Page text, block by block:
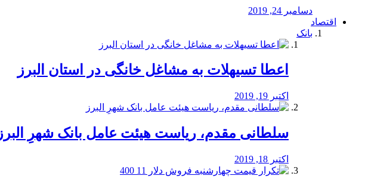
دسامبر 24, 2019
اقتصاد
بانک
️اعطا تسیهلات به مشاغل خانگی در استان البرز
اکتبر 19, 2019
سلطانی مقدم، ریاست هیئت عامل بانک شهرِ البرز
اکتبر 18, 2019